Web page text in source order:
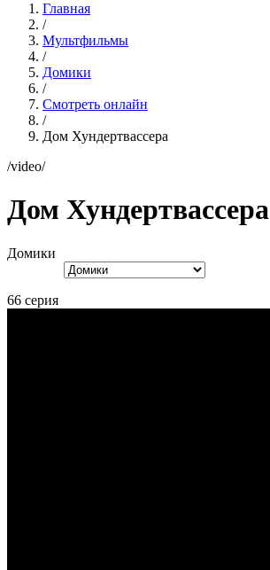
Главная
/
Мультфильмы
/
Домики
/
Смотреть онлайн
/
Дом Хундертвассера
/video/
Дом Хундертвассера
Домики
66 серия